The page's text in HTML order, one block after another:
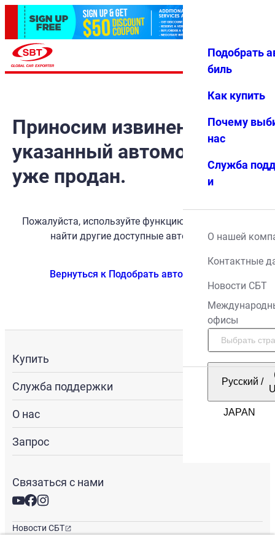
Избранн
Меню
Подобрать
биль
Как купить
Почему
нас
Служба
и
О нашей
Контактные
Новости СБТ
офисы
Русский /
Приносим извинения, но
указанный автомобиль
уже продан.
Пожалуйста, используйте функцию поиска, чтобы
найти другие доступные автомобили.
Вернуться к Подобрать автомобиль
Купить
Служба поддержки
О нас
Запрос
Связаться с нами
Новости СБТ